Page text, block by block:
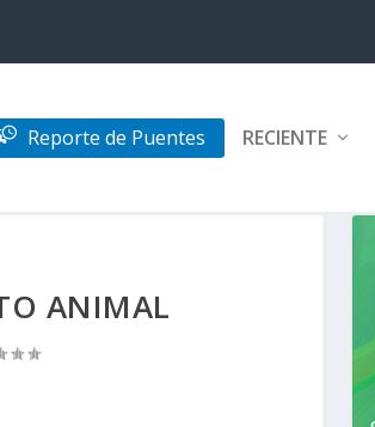
Reporte de Puentes RECIENTE
ANIMAL